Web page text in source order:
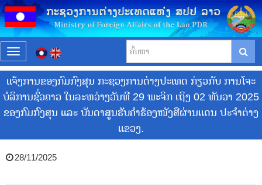
T
o
g
g
l
n
a
v
ແຈ້ງການຂອງກົມກົງສຸນ ກະຊວງການຕ່າງປະເທດ ກ່ຽວກັບ ການໂຈະ
ບໍລິການຊົ່ວຄາວ ໃນລະຫວ່າງວັນທີ 29 ພະຈິກ ເຖິງ 02 ທັນວາ 2025
ຂອງກົມກົງສຸນ ແລະ ບັນດາສູນຮັບຄໍາຮ້ອງໜັງສືຜ່ານແດນ ປະຈໍາຕ່າງ
ແຂວງ.
28/11/2025